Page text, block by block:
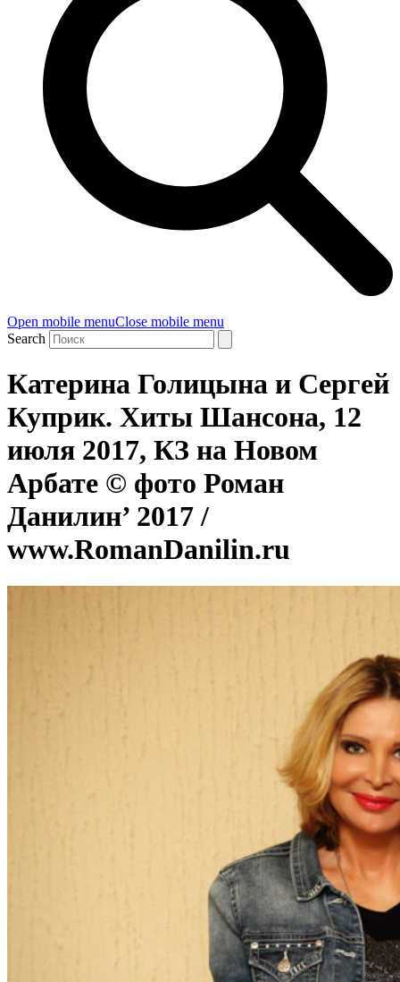
Open mobile menuClose mobile menu
Search
Катерина Голицына и Сергей
Куприк. Хиты Шансона, 12
июля 2017, КЗ на Новом
Арбате © фото Роман
Данилин’ 2017 /
www.RomanDanilin.ru